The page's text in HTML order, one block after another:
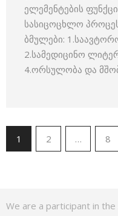
ელემენტების
სასიცოცხლო
ბმულები:
2.სამედიცინო
4.ორსულობა და
1 2 … 8
We are a participant in the